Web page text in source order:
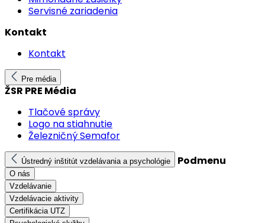
Servisné zariadenia
Kontakt
Kontakt
Pre média
ŽSR PRE Média
Tlačové správy
Logo na stiahnutie
Železničný Semafor
Ústredný inštitút vzdelávania a psychológie Podmenu
O nás
Vzdelávanie
Vzdelávacie aktivity
Certifikácia UTZ